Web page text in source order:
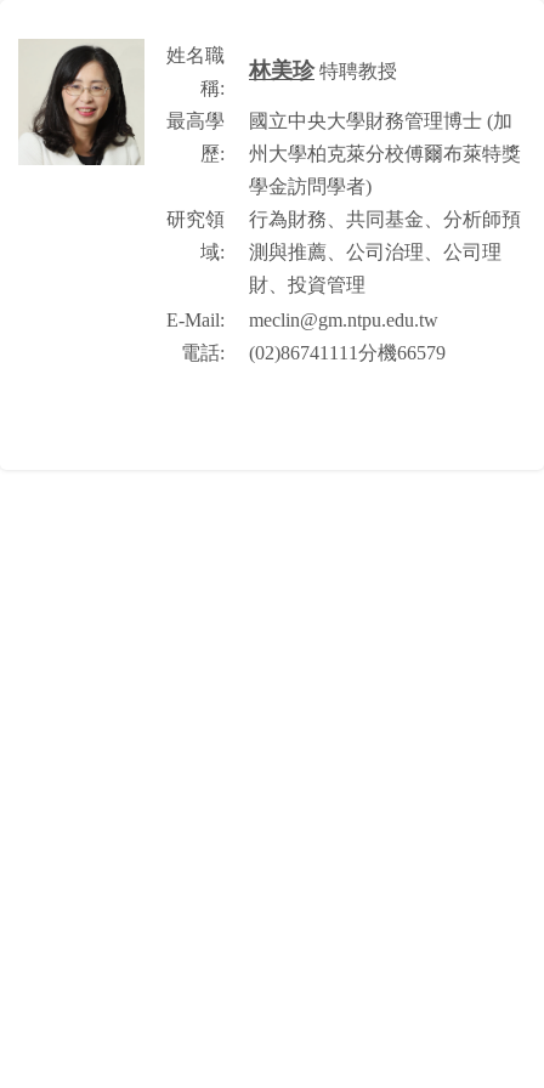
姓名職
稱:
林美珍特聘教授
最高學
歷:
國立中央大學財務管理博士 (加
州大學柏克萊分校傅爾布萊特獎
學金訪問學者)
研究領
域:
行為財務、共同基金、分析師預
測與推薦、公司治理、公司理
財、投資管理
E-Mail:
meclin@gm.ntpu.edu.tw
電話:
(02)86741111分機66579